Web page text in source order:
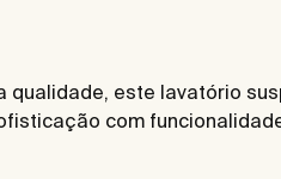
qualidade, este lavatório
com